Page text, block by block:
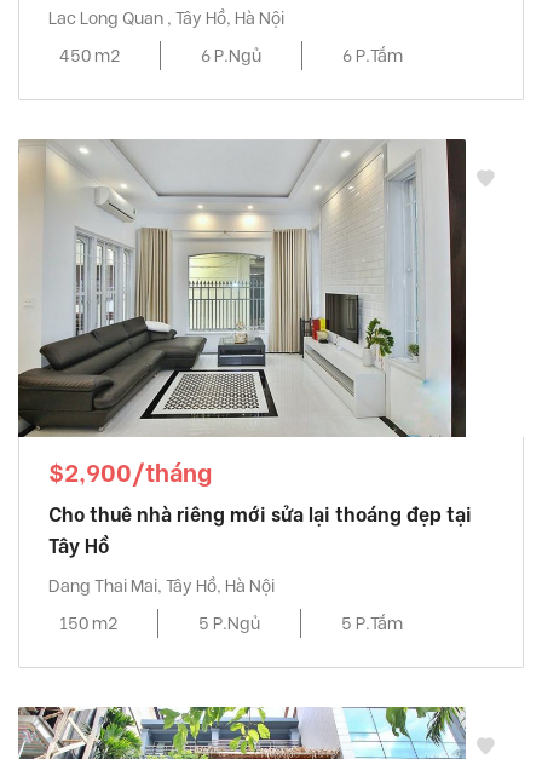
Lac Long Quan , Tây Hồ, Hà Nội
450 m2
6 P.Ngủ 6 P.Tắm
$2,900/tháng
Cho thuê nhà riêng mới sửa lại thoáng đẹp tại
Tây Hồ
Dang Thai Mai, Tây Hồ, Hà Nội
150 m2
5 P.Ngủ 5 P.Tắm